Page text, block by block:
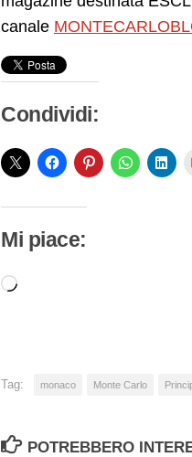
canale
Condividi:
Mi piace:
Caricamento
Tag: monaco Monte Carlo
POTREBBERO